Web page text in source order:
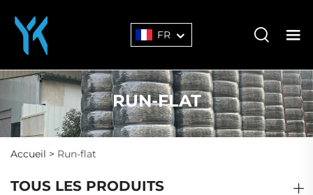
FR
RUN-FLAT
Accueil > Run-flat
TOUS LES PRODUITS